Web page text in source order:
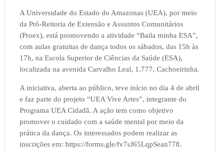
A Universidade do Estado do Amazonas (UEA), por meio
da Pró-Reitoria de Extensão e Assuntos Comunitários
(Proex), está promovendo a atividade “Baila minha ESA”,
com aulas gratuitas de dança todos os sábados, das 15h às
17h, na Escola Superior de Ciências da Saúde (ESA),
localizada na avenida Carvalho Leal, 1.777, Cachoeirinha.
A iniciativa, aberta ao público, teve início no dia 4 de abril
e faz parte do projeto “UEA Vive Artes”, integrante do
Programa UEA Cidadã. A ação tem como objetivo
promover o cuidado com a saúde mental por meio da
prática da dança. Os interessados podem realizar as
inscrições em: https://forms.gle/fv7sJ65LqpSean778.